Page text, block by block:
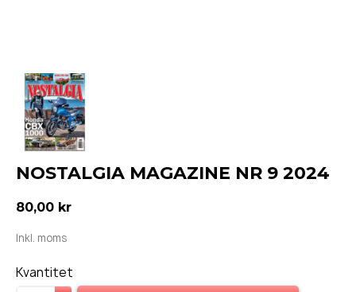
NOSTALGIA MAGAZINE NR 9 2024
80,00 kr
Inkl. moms
Kvantitet